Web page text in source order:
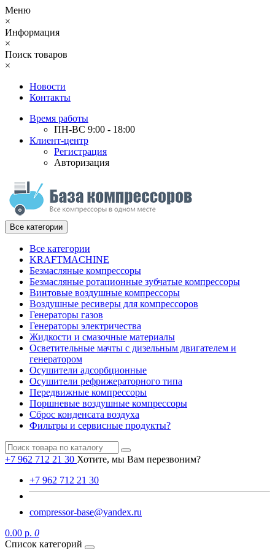
Меню
×
Информация
×
Поиск товаров
×
Новости
Контакты
Время работы
ПН-ВС 9:00 - 18:00
Клиент-центр
Регистрация
Авторизация
Все категории
Все категории
KRAFTMACHINE
Безмасляные компрессоры
Безмасляные ротационные зубчатые компрессоры
Винтовые воздушные компрессоры
Воздушные ресиверы для компрессоров
Генераторы газов
Генераторы электричества
Жидкости и смазочные материалы
Осветительные мачты с дизельным двигателем и
генератором
Осушители адсорбционные
Осушители рефрижераторного типа
Передвижные компрессоры
Поршневые воздушные компрессоры
Сброс конденсата воздуха
Фильтры и сервисные продукты?
+7 962 712 21 30 Хотите, мы Вам перезвоним?
+7 962 712 21 30
compressor-base@yandex.ru
0.00 р. 0
Список категорий